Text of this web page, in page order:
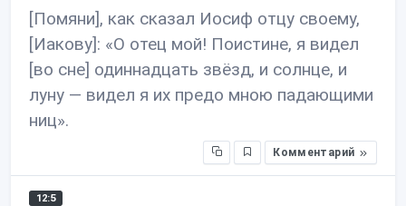
[Помяни], как сказал Иосиф отцу своему,
[Иакову]: «О отец мой! Поистине, я видел
[во сне] одиннадцать звёзд, и солнце, и
луну — видел я их предо мною падающими
ниц».
Комментарий
12:5